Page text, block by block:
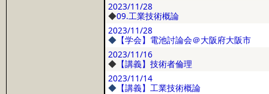
2023/11/28
◆09.工業技術概論
2023/11/28
◆ 【学会】電池討論会＠大阪府大阪市
2023/11/16
◆ 【講義】技術者倫理
2023/11/14
◆ 【講義】工業技術概論